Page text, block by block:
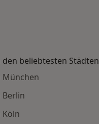
beliebtesten Städten
München